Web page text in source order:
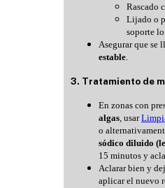
Rascado
Lijado o
soporte
Asegurar que se
estable
3. Tratamiento de
En zonas con
algas , usar
o
sódico diluido
15 minutos y
Aclarar bien y
aplicar el nuevo